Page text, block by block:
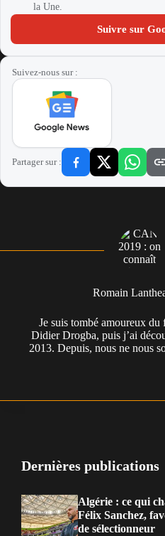
la Une.
Suivre sur
Suivez-nous sur :
Partager sur :
Romain
Je suis tombé amoureux
Didier Drogba, puis j’ai
2013. Depuis, nous ne nous
Dernières publications
Algérie : ce qui
Félix Sanchez,
de sélectionneur